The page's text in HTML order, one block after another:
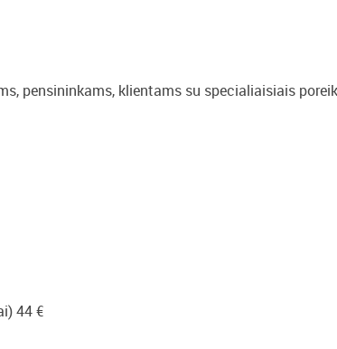
pensininkams, klientams su specialiaisiais
44 €